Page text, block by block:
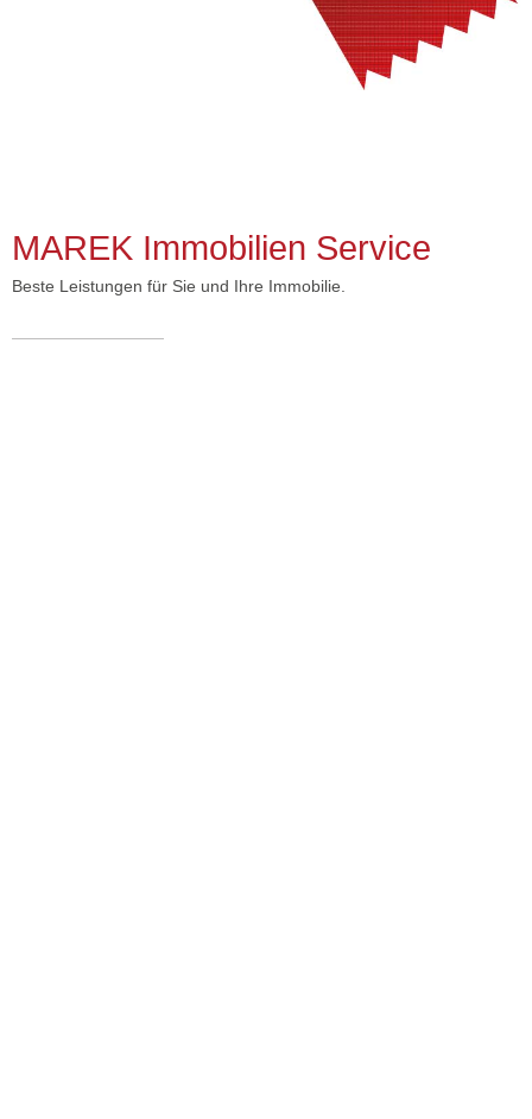
MAREK Immobilien Service
Beste Leistungen für Sie und Ihre Immobilie.